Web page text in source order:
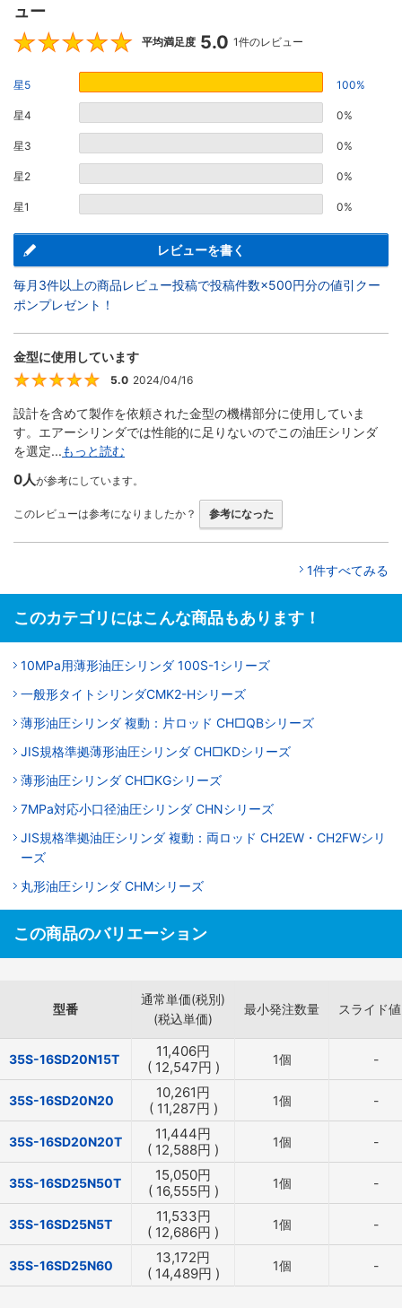
ュー
5
平均満足度 5.0 1件のレビュー
星5 100%
星4 0%
星3 0%
星2 0%
星1 0%
レビューを書く
毎月3件以上の商品レビュー投稿で投稿件数×500円分の値引クー
ポンプレゼント！
金型に使用しています
5
5.0 2024/04/16
設計を含めて製作を依頼された金型の機構部分に使用していま
す。エアーシリンダでは性能的に足りないのでこの油圧シリンダ
を選定...もっと読む
0人が参考にしています。
このレビューは参考になりましたか？ 参考になった
1件すべてみる
このカテゴリにはこんな商品もあります！
10MPa用薄形油圧シリンダ 100S-1シリーズ
一般形タイトシリンダCMK2-Hシリーズ
薄形油圧シリンダ 複動：片ロッド CH□QBシリーズ
JIS規格準拠薄形油圧シリンダ CH□KDシリーズ
薄形油圧シリンダ CH□KGシリーズ
7MPa対応小口径油圧シリンダ CHNシリーズ
JIS規格準拠油圧シリンダ 複動：両ロッド CH2EW・CH2FWシリ
ーズ
丸形油圧シリンダ CHMシリーズ
この商品のバリエーション
型番
通常単価(税別)
(税込単価)
最小発注数量 スライド
35S-16SD20N15T 11,406円
( 12,547円 ) 1個 -
35S-16SD20N20 10,261円
( 11,287円 ) 1個 -
35S-16SD20N20T 11,444円
( 12,588円 ) 1個 -
35S-16SD25N50T 15,050円
( 16,555円 ) 1個 -
35S-16SD25N5T 11,533円
( 12,686円 ) 1個 -
35S-16SD25N60 13,172円
( 14,489円 ) 1個 -